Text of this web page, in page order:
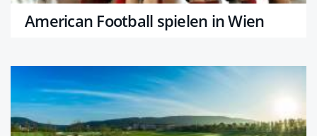
American Football spielen in Wien